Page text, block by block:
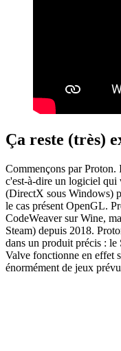
Ça reste (très)
Commençons par Proton.
c'est-à-dire un logiciel qui
(DirectX sous Windows)
le cas présent OpenGL.
CodeWeaver sur Wine,
Steam) depuis 2018.
dans un produit précis :
Valve fonctionne en effet
énormément de jeux